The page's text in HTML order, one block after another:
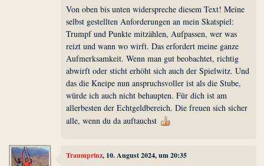
Von oben bis unten widerspreche diesem Text! Meine
selbst gestellten Anforderungen an mein Skatspiel:
Trumpf und Punkte mitzählen, Aufpassen, wer was
reizt und wann wo wirft. Das erfordert meine ganze
Aufmerksamkeit. Wenn man gut beobachtet, richtig
abwirft oder sticht erhöht sich auch der Spielwitz. Und
das die Kneipe nun anspruchsvoller ist als die Stube,
würde ich auch nicht behaupten. Für dich ist am
allerbesten der Echtgeldbereich. Die freuen sich sicher
alle, wenn du da auftauchst
Traumprinz, 10. August 2024, um 20:35